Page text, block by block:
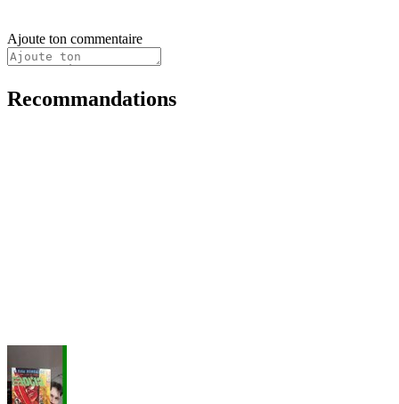
Ajoute ton commentaire
Recommandations